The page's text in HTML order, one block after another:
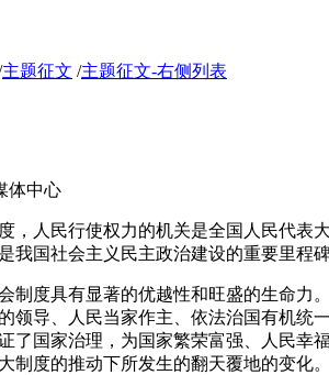
主题征文 /主题征文-右侧列表
体中心
人民行使权力的机关是全国人民代表
国社会主义民主政治建设的重要里程碑
度具有显著的优越性和旺盛的生命力
领导、人民当家作主、依法治国有机
了国家治理，为国家繁荣富强、人民
制度的推动下所发生的翻天覆地的变化。